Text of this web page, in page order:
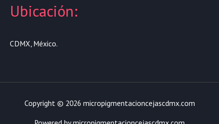
Ubicación:
CDMX, México.
Copyright © 2026 micropigmentacioncejascdmx.com